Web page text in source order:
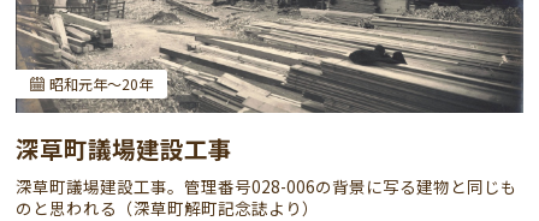
昭和元年～20年
深草町議場建設工事
深草町議場建設工事。管理番号028-006の背景に写る建物と同じも
のと思われる（深草町解町記念誌より）